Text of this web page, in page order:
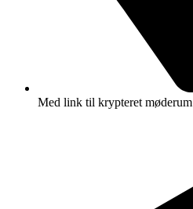
Med link til krypteret møderum